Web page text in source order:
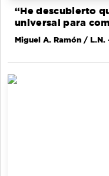
“He descubierto
universal para
Miguel A. Ramón / L.N.